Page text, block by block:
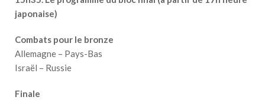
japonaise)
Combats pour le bronze
Allemagne – Pays-Bas
Israël – Russie
Finale